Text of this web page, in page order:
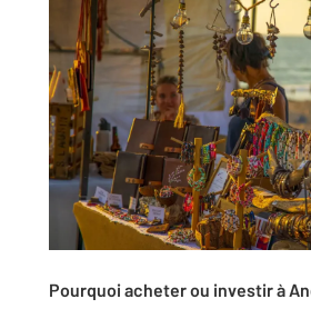
Pourquoi acheter ou investir à